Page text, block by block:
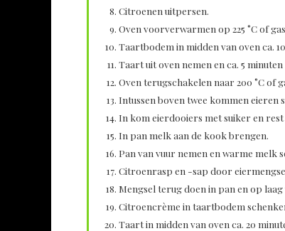
Citroenen uitpersen.
Oven voorverwarmen op 225 °C of
Taartbodem in midden van oven ca.
Taart uit oven nemen en ca. 5
Oven terugschakelen naar 200 °C of
Intussen boven twee kommen eieren
In kom eierdooiers met suiker en
In pan melk aan de kook brengen.
Pan van vuur nemen en warme melk
Citroenrasp en -sap door
Mengsel terug doen in pan en op
Citroencrème in taartbodem
Taart in midden van oven ca. 20